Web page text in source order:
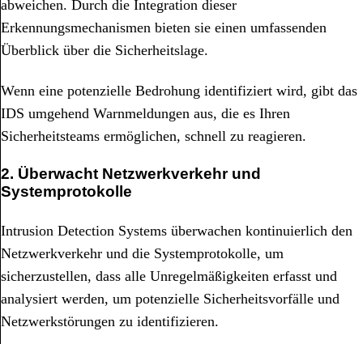
abweichen. Durch die Integration dieser
Erkennungsmechanismen bieten sie einen umfassenden
Überblick über die Sicherheitslage.
Wenn eine potenzielle Bedrohung identifiziert wird, gibt das
IDS umgehend Warnmeldungen aus, die es Ihren
Sicherheitsteams ermöglichen, schnell zu reagieren.
2. Überwacht Netzwerkverkehr und
Systemprotokolle
Intrusion Detection Systems überwachen kontinuierlich den
Netzwerkverkehr und die Systemprotokolle, um
sicherzustellen, dass alle Unregelmäßigkeiten erfasst und
analysiert werden, um potenzielle Sicherheitsvorfälle und
Netzwerkstörungen zu identifizieren.